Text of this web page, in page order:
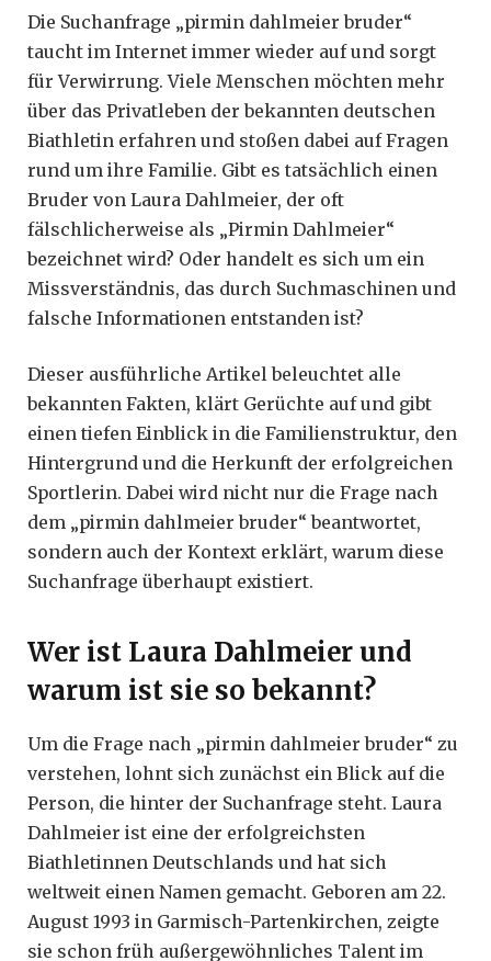
Die Suchanfrage „pirmin dahlmeier bruder“
taucht im Internet immer wieder auf und sorgt
für Verwirrung. Viele Menschen möchten mehr
über das Privatleben der bekannten deutschen
Biathletin erfahren und stoßen dabei auf Fragen
rund um ihre Familie. Gibt es tatsächlich einen
Bruder von Laura Dahlmeier, der oft
fälschlicherweise als „Pirmin Dahlmeier“
bezeichnet wird? Oder handelt es sich um ein
Missverständnis, das durch Suchmaschinen und
falsche Informationen entstanden ist?
Dieser ausführliche Artikel beleuchtet alle
bekannten Fakten, klärt Gerüchte auf und gibt
einen tiefen Einblick in die Familienstruktur, den
Hintergrund und die Herkunft der erfolgreichen
Sportlerin. Dabei wird nicht nur die Frage nach
dem „pirmin dahlmeier bruder“ beantwortet,
sondern auch der Kontext erklärt, warum diese
Suchanfrage überhaupt existiert.
Wer ist Laura Dahlmeier und
warum ist sie so bekannt?
Um die Frage nach „pirmin dahlmeier bruder“ zu
verstehen, lohnt sich zunächst ein Blick auf die
Person, die hinter der Suchanfrage steht. Laura
Dahlmeier ist eine der erfolgreichsten
Biathletinnen Deutschlands und hat sich
weltweit einen Namen gemacht. Geboren am 22.
August 1993 in Garmisch-Partenkirchen, zeigte
sie schon früh außergewöhnliches Talent im